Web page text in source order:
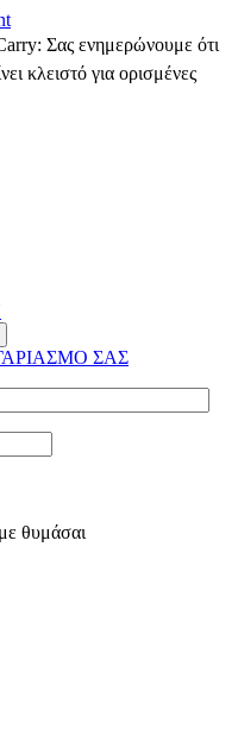
Σας ενημερώνουμε ότι
κλειστό για ορισμένες
ΣΑΣ
θυμάσαι